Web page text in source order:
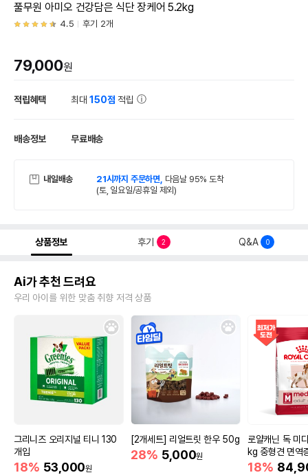
풀무원 아미오 건강담은 식단 장케어 5.2kg
4.5 후기 2개
79,000원
적립혜택 최대150점 적립
배송정보 무료배송
내일배송 21시까지 주문하면, 다음날 95% 도착
(토, 일요일/공휴일 제외)
상품정보 후기 2 Q&A 0
Ai가 추천 드려요
우리 아이를 위한 맞춤 취향 저격 상품
그리니즈 오리지널 티니 130
개입
18% 53,000원
[2개세트] 리얼트릿 한우 50g
28% 5,000원
로얄캐닌 독 미
kg 중형견 면역
18%